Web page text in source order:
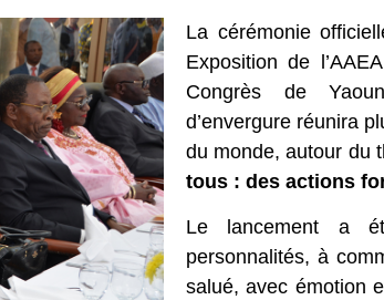
La cérémonie
Exposition de
Congrès de
d’envergure réunira
du monde, autour du
tous : des actions
Le lancement a
personnalités, à
salué, avec émotion